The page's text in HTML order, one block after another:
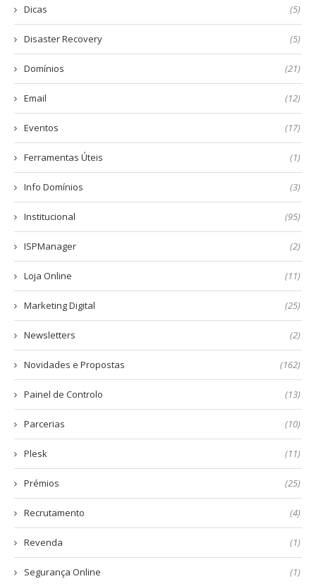
Dicas (5)
Disaster Recovery (5)
Domínios (21)
Email (12)
Eventos (17)
Ferramentas Úteis (1)
Info Domínios (3)
Institucional (95)
ISPManager (2)
Loja Online (11)
Marketing Digital (25)
Newsletters (2)
Novidades e Propostas (162)
Painel de Controlo (13)
Parcerias (10)
Plesk (11)
Prémios (25)
Recrutamento (4)
Revenda (1)
Segurança Online (1)